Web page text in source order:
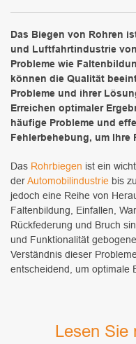
Das Biegen von Rohren
und Luftfahrtindustrie
Probleme wie
können die Qualität
Probleme und ihrer
Erreichen optimaler
häufige Probleme und
Fehlerbehebung, um Ihre
Das Rohrbiegen ist ein
derAutomobilindustrie bis
jedoch eine Reihe von
Faltenbildung, Einfallen,
Rückfederung und Bruch
und Funktionalität
Verständnis dieser
entscheidend, um optimale
Lesen Sie